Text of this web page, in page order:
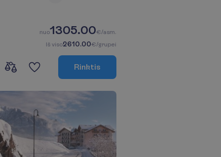
nuo1305.00€/asm.
Iš viso2610.00€/grupei
Rinktis